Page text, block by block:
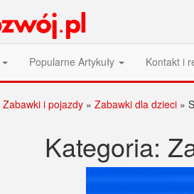
Popularne Artykuły Kontakt i
Zabawki i pojazdy » Zabawki dla dzieci »
Kategoria: